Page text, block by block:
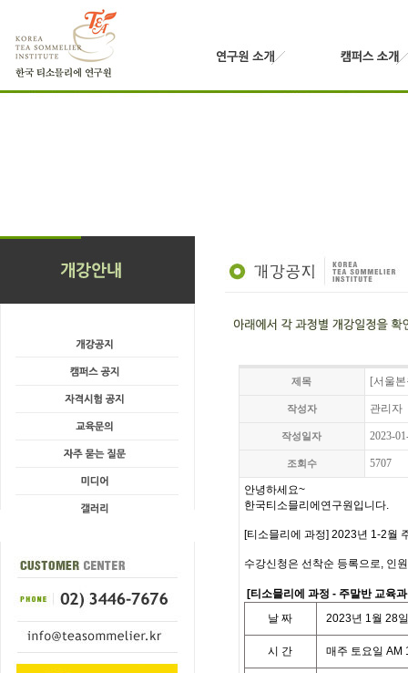
제목 [서울
작성자 관리자
작성일자 2023-
조회수 5707
안녕하세요~
한국티소믈리에연구원입니다.
[티소믈리에 과정] 2023년 1-2월
수강신청은 선착순 등록으로, 인
[티소믈리에 과정 - 주말반 교육
날 짜 2023년 1월 28일
시 간 매주 토요일 AM